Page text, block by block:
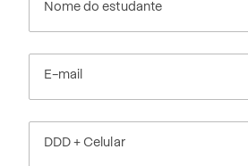
Nome do estudante
E-mail
DDD + Celular